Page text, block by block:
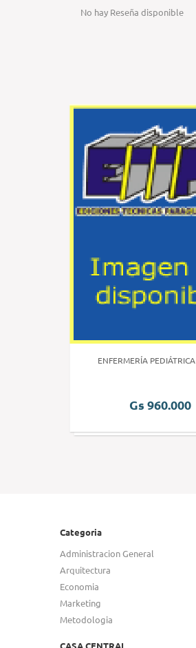
No hay Reseña disponible
ENFERMERÍA
Gs 960.000
Categoria
Administracion General
Arquitectura
Economia
Marketing
Metodologia
CASA CENTRAL